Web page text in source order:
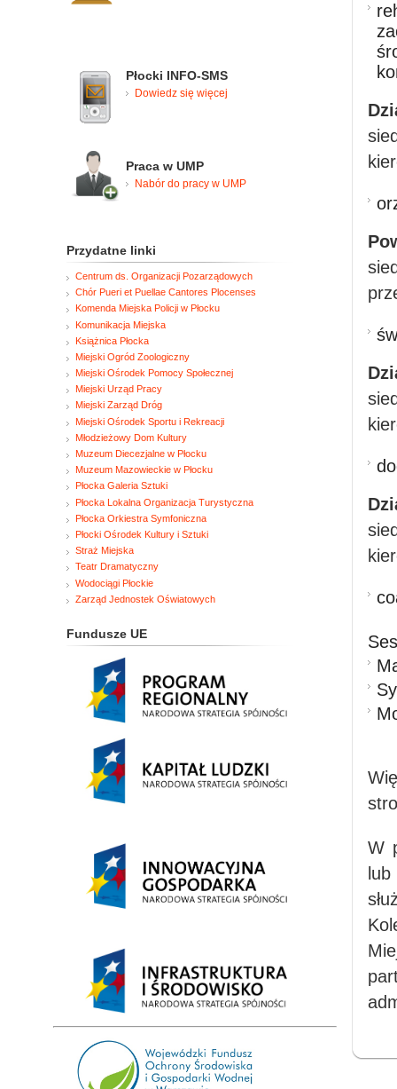
W
Płocki INFO-SMS
Dowiedz się więcej
Praca w UMP
Nabór do pracy w UMP
Przydatne linki
Centrum ds. Organizacji Pozarządowych
Chór Pueri et Puellae Cantores Plocenses
Komenda Miejska Policji w Płocku
Komunikacja Miejska
Książnica Płocka
Miejski Ogród Zoologiczny
Miejski Ośrodek Pomocy Społecznej
Miejski Urząd Pracy
Miejski Zarząd Dróg
Miejski Ośrodek Sportu i Rekreacji
Młodzieżowy Dom Kultury
Muzeum Diecezjalne w Płocku
Muzeum Mazowieckie w Płocku
Płocka Galeria Sztuki
Płocka Lokalna Organizacja Turystyczna
Płocka Orkiestra Symfoniczna
Płocki Ośrodek Kultury i Sztuki
Straż Miejska
Teatr Dramatyczny
Wodociągi Płockie
Zarząd Jednostek Oświatowych
Fundusze UE